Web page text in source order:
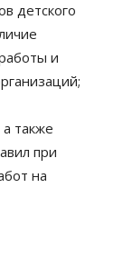
детского
и
также
при
на